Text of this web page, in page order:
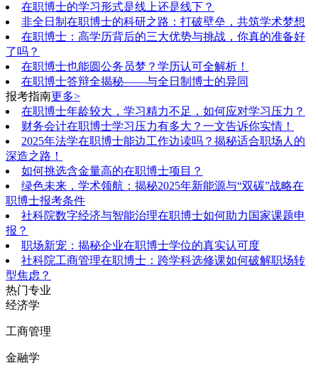
在职博士的学习形式是线上还是线下？
非全日制在职博士的科研之路：打破壁垒，共筑学术梦想
在职博士：高学历背后的三大优势与挑战，你真的准备好
了吗？
在职博士也能圆公务员梦？学历认可全解析！
在职博士答辩全揭秘——与全日制博士的异同
报考指南更多>
在职博士年龄较大，学习精力不足，如何应对学习压力？
财务会计在职博士学习压力有多大？一文告诉你实情！
2025年法学在职博士能边工作边读吗？揭秘适合职场人的
深造之路！
如何挑选含金量高的在职博士项目？
绿色未来，学术领航：揭秘2025年新能源与“双碳”战略在
职博士报考条件
社科院数字经济与智能治理在职博士如何助力国家课题申
报？
职场新宠：揭秘企业在职博士学位的真实认可度
社科院工商管理在职博士：跨学科选修课如何破解职场转
型焦虑？
热门专业
经济学
工商管理
金融学